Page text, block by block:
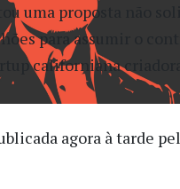
uma proposta não
para assumir o
californiana criadora
agora à tarde